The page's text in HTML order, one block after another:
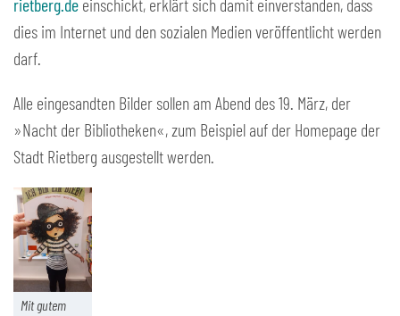
rietberg.de einschickt, erklärt sich damit einverstanden, dass
dies im Internet und den sozialen Medien veröffentlicht werden
darf.
Alle eingesandten Bilder sollen am Abend des 19. März, der
»Nacht der Bibliotheken«, zum Beispiel auf der Homepage der
Stadt Rietberg ausgestellt werden.
Mit gutem